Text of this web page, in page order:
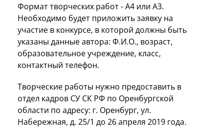
Формат творческих работ - А4 или А3.
Необходимо будет приложить заявку на
участие в конкурсе, в которой должны быть
указаны данные автора: Ф.И.О., возраст,
образовательное учреждение, класс,
контактный телефон.
Творческие работы нужно предоставить в
отдел кадров СУ СК РФ по Оренбургской
области по адресу: г. Оренбург, ул.
Набережная, д. 25/1 до 26 апреля 2019 года.